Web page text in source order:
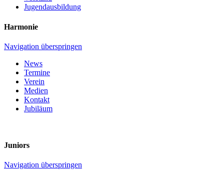
Jugendausbildung
Harmonie
Navigation überspringen
News
Termine
Verein
Medien
Kontakt
Jubiläum
Juniors
Navigation überspringen